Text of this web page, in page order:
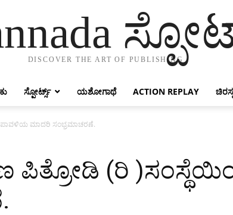
DISCOVER THE ART OF PUBLISHING
ಸ್ಪೋರ್ಟ್ಸ್ ಯಶೋಗಾಥೆ ACTION REPLAY
ಮಾದರಿ ಸಂಭ್ರಮಾಚರಣೆ.
ಪಿತ್ರೋಡಿ (ರಿ